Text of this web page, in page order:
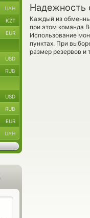
Надежность
Каждый из
при этом команда
Использование
пунктах. При
размер резервов и
UAH
KZT
EUR
USD
RUB
USD
RUB
EUR
UAH